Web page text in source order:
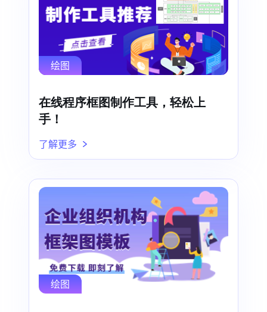
绘图
在线程序框图制作工具，轻松上
手！
了解更多
绘图